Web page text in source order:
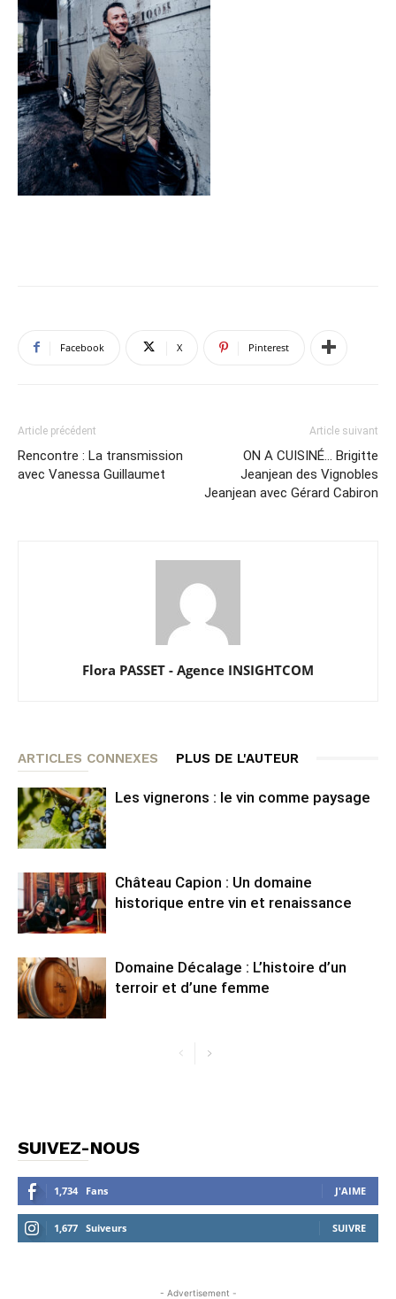
Facebook X Pinterest
Article précédent
Rencontre : La transmission
avec Vanessa Guillaumet
Article suivant
ON A CUISINÉ… Brigitte
Jeanjean des Vignobles
Jeanjean avec Gérard Cabiron
Flora PASSET - Agence INSIGHTCOM
ARTICLES CONNEXES PLUS DE L'AUTEUR
Les vignerons : le vin comme paysage
Château Capion : Un domaine
historique entre vin et renaissance
Domaine Décalage : L’histoire d’un
terroir et d’une femme
SUIVEZ-NOUS
1,734 Fans J'AIME
1,677 Suiveurs SUIVRE
- Advertisement -